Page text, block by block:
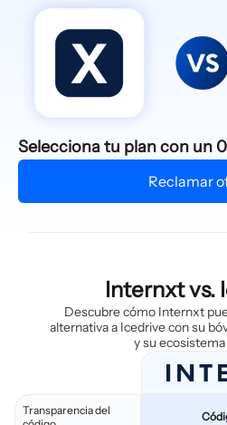
Selecciona tu plan con un
Reclamar
Internxt vs.
Descubre cómo Internxt
alternativa a Icedrive con su
y su ecosistema
Transparencia del